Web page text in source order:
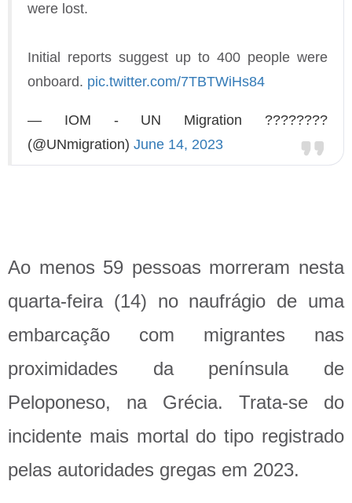
were lost.
Initial reports suggest up to 400 people were
onboard. pic.twitter.com/7TBTWiHs84
— IOM - UN Migration ????????
(@UNmigration) June 14, 2023
Ao menos 59 pessoas morreram nesta
quarta-feira (14) no naufrágio de uma
embarcação com migrantes nas
proximidades da península de
Peloponeso, na Grécia. Trata-se do
incidente mais mortal do tipo registrado
pelas autoridades gregas em 2023.